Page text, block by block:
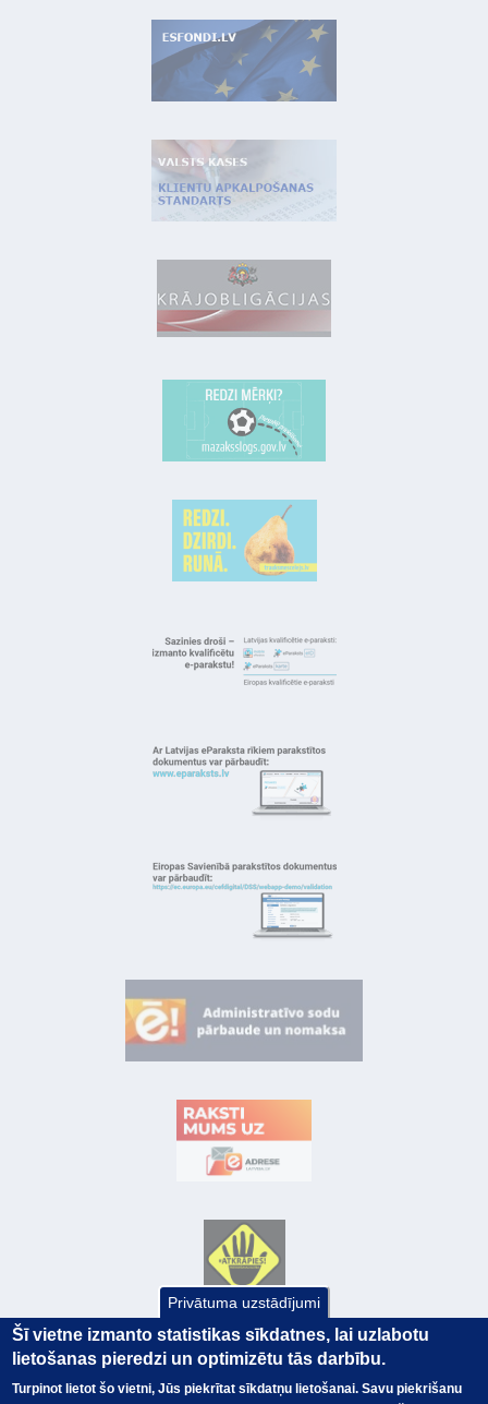
Privātuma uzstādījumi
Šī vietne izmanto statistikas sīkdatnes, lai uzlabotu
lietošanas pieredzi un optimizētu tās darbību.
Turpinot lietot šo vietni, Jūs piekrītat sīkdatņu lietošanai. Savu piekrišanu